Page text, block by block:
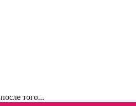
того...